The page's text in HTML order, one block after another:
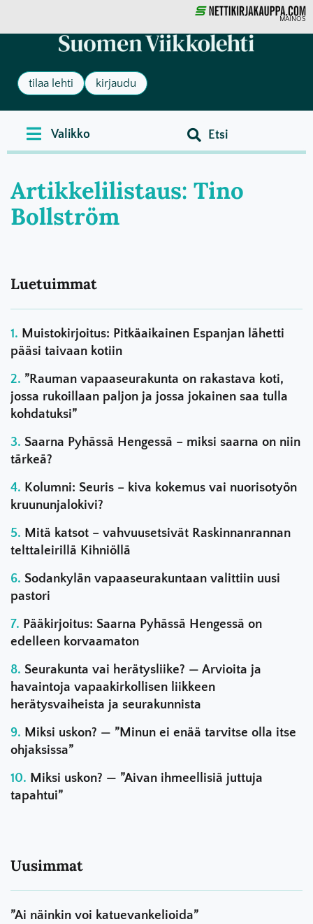
MAINOS
tilaa lehti kirjaudu
Artikkelilistaus: Tino
Bollström
Luetuimmat
Muistokirjoitus: Pitkäaikainen Espanjan lähetti
pääsi taivaan kotiin
”Rauman vapaaseurakunta on rakastava koti,
jossa rukoillaan paljon ja jossa jokainen saa tulla
kohdatuksi”
Saarna Pyhässä Hengessä – miksi saarna on niin
tärkeä?
Kolumni: Seuris – kiva kokemus vai nuorisotyön
kruununjalokivi?
Mitä katsot – vahvuusetsivät Raskinnanrannan
telttaleirillä Kihniöllä
Sodankylän vapaaseurakuntaan valittiin uusi
pastori
Pääkirjoitus: Saarna Pyhässä Hengessä on
edelleen korvaamaton
Seurakunta vai herätysliike? — Arvioita ja
havaintoja vapaakirkollisen liikkeen
herätysvaiheista ja seurakunnista
Miksi uskon? — ”Minun ei enää tarvitse olla itse
ohjaksissa”
Miksi uskon? — ”Aivan ihmeellisiä juttuja
tapahtui”
Uusimmat
”Ai näinkin voi katuevankelioida”